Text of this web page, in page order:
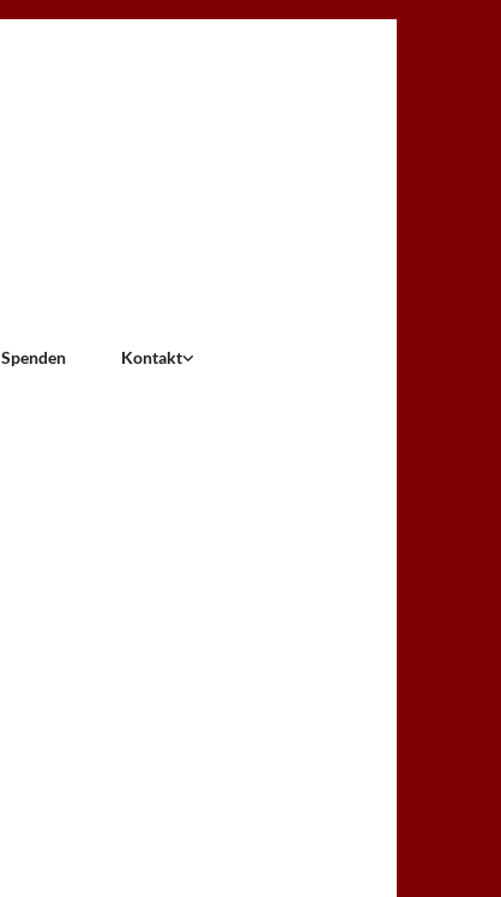
Spenden Kontakt